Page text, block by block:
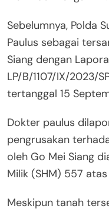
Sebelumnya, Polda
Paulus sebagai
Siang dengan
LP/B/1107/IX/2023/
tertanggal 15
Dokter paulus
pengrusakan
oleh Go Mei Siang
Milik (SHM) 557
Meskipun tanah